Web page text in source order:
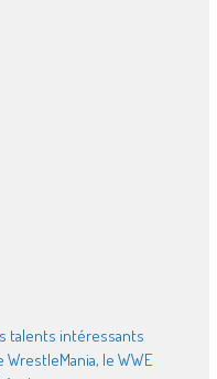
talents intéressants
le WWE